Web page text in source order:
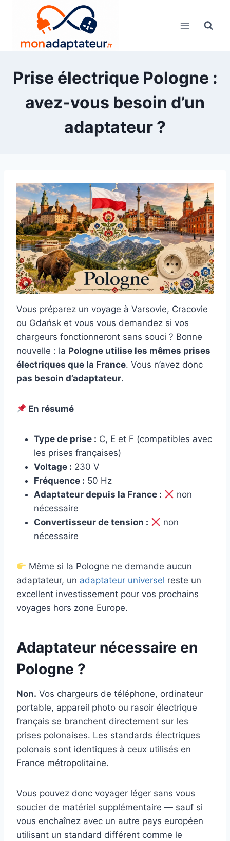
Prise électrique Pologne :
avez-vous besoin d’un
adaptateur ?
Vous préparez un voyage à Varsovie, Cracovie
ou Gdańsk et vous vous demandez si vos
chargeurs fonctionneront sans souci ? Bonne
nouvelle : la Pologne utilise les mêmes prises
électriques que la France. Vous n’avez donc
pas besoin d’adaptateur.
En résumé
Type de prise : C, E et F (compatibles avec
les prises françaises)
Voltage : 230 V
Fréquence : 50 Hz
Adaptateur depuis la France :
non
nécessaire
Convertisseur de tension :
non
nécessaire
Même si la Pologne ne demande aucun
adaptateur, un adaptateur universel reste un
excellent investissement pour vos prochains
voyages hors zone Europe.
Adaptateur nécessaire en
Pologne ?
Non. Vos chargeurs de téléphone, ordinateur
portable, appareil photo ou rasoir électrique
français se branchent directement sur les
prises polonaises. Les standards électriques
polonais sont identiques à ceux utilisés en
France métropolitaine.
Vous pouvez donc voyager léger sans vous
soucier de matériel supplémentaire — sauf si
vous enchaînez avec un autre pays européen
utilisant un standard différent comme le